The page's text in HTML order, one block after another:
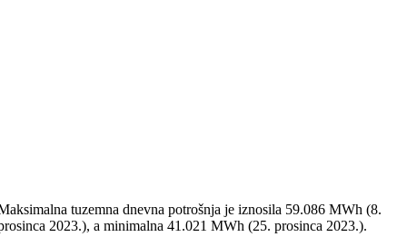
tuzemna dnevna potrošnja je iznosila 59.086 MWh (8.
2023.), a minimalna 41.021 MWh (25. prosinca 2023.).